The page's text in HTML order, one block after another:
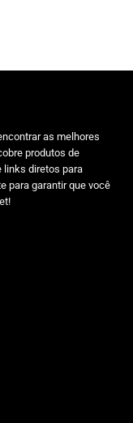
as melhores
produtos de
links diretos para
para garantir que você